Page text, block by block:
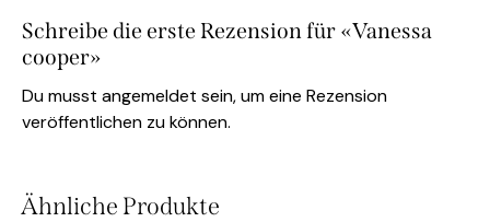
Schreibe die erste Rezension für «Vanessa
cooper»
Du musst angemeldet sein, um eine Rezension
veröffentlichen zu können.
Ähnliche Produkte